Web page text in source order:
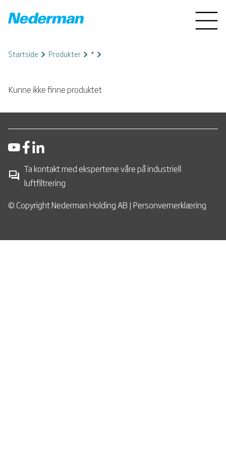
Startside Produkter *
Kunne ikke finne produktet
Ta kontakt med ekspertene våre på industriell
luftfiltrering
© Copyright Nederman Holding AB | Personvernerklæring